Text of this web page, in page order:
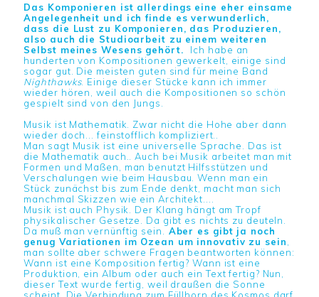
Das Komponieren ist allerdings eine eher einsame
Angelegenheit und ich finde es verwunderlich,
dass die Lust zu Komponieren, das Produzieren,
also auch die Studioarbeit zu einem weiteren
Selbst meines Wesens gehört. Ich habe an
hunderten von Kompositionen gewerkelt, einige sind
sogar gut. Die meisten guten sind für meine Band
Nighthawks. Einige dieser Stücke kann ich immer
wieder hören, weil auch die Kompositionen so schön
gespielt sind von den Jungs.
Musik ist Mathematik. Zwar nicht die Hohe aber dann
wieder doch... feinstofflich kompliziert..
Man sagt Musik ist eine universelle Sprache. Das ist
die Mathematik auch.. Auch bei Musik arbeitet man mit
Formen und Maßen, man benutzt Hilfsstützen und
Verschalungen wie beim Hausbau. Wenn man ein
Stück zunächst bis zum Ende denkt, macht man sich
manchmal Skizzen wie ein Architekt....
Musik ist auch Physik. Der Klang hängt am Tropf
physikalischer Gesetze. Da gibt es nichts zu deuteln.
Da muß man vernünftig sein.
Aber es gibt ja noch
genug Variationen im Ozean um innovativ zu sein
man sollte aber schwere Fragen beantworten können:
Wann ist eine Komposition fertig? Wann ist eine
Produktion, ein Album oder auch ein Text fertig? Nun,
dieser Text wurde fertig, weil draußen die Sonne
scheint. Die Verbindung zum Füllhorn des Kosmos darf